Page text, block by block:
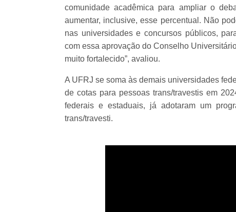
comunidade acadêmica para ampliar o
aumentar, inclusive, esse percentual. Não
nas universidades e concursos públicos,
com essa aprovação do Conselho
muito fortalecido”, avaliou.
A UFRJ se soma às demais universidades
de cotas para pessoas trans/travestis em
federais e estaduais, já adotaram um
trans/travesti.